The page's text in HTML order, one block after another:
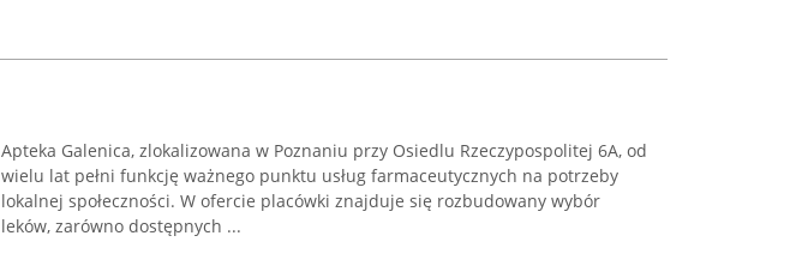
Apteka Galenica, zlokalizowana w Poznaniu przy Osiedlu Rzeczypospolitej 6A, od
wielu lat pełni funkcję ważnego punktu usług farmaceutycznych na potrzeby
lokalnej społeczności. W ofercie placówki znajduje się rozbudowany wybór
leków, zarówno dostępnych ...